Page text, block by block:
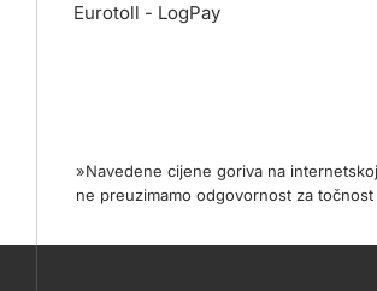
Eurotoll - LogPay
»Navedene cijene goriva na
ne preuzimamo odgovornost za